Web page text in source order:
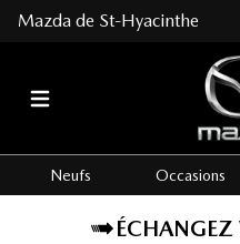
Mazda de St-Hyacinthe
Neufs Occasions
ÉCHANGEZ